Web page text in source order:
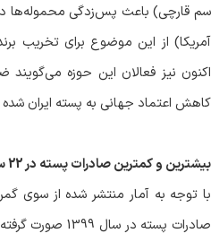
سم قارچی) باعث پس‌زدگی محموله‌ها
آمریکا) از این موضوع برای تخریب
اکنون نیز فعالان این حوزه
کاهش اعتماد جهانی به پسته ایران
بیشترین و کمترینصادرات پسته در 22 سال اخیر
با توجه به آمار منتشر شده از سوی